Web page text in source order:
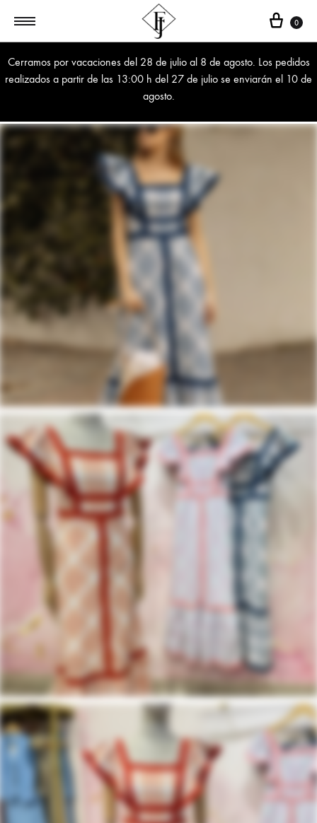
Cerramos por vacaciones del 28 de julio al 8 de agosto. Los pedidos
realizados a partir de las 13:00 h del 27 de julio se enviarán el 10 de
agosto.
Cesta
0